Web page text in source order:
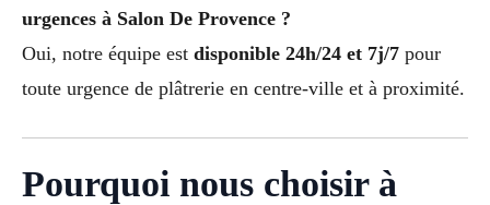
urgences à Salon De Provence ?
Oui, notre équipe est disponible 24h/24 et 7j/7 pour
toute urgence de plâtrerie en centre-ville et à proximité.
Pourquoi nous choisir à